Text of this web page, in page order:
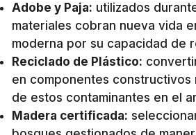
Adobe y Paja: utilizados
materiales cobran nueva vida
moderna por su capacidad de
Reciclado de Plástico:
en componentes
de estos contaminantes en el
Madera certificada: